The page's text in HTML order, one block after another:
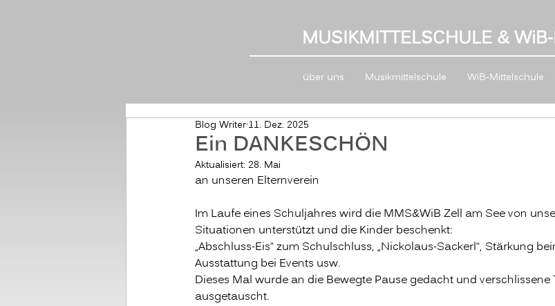
MUSIKMITTELSCHULE & Wi
über uns Musikmittelschule WiB-Mittelschule
Ein DANKESCHÖN
Blog Writer 11. Dez. 2025
Aktualisiert: 28. Mai
an unseren Elternverein
Im Laufe eines Schuljahres wird die MMS&WiB Zell am See von
Situationen unterstützt und die Kinder beschenkt:
„Abschluss-Eis“ zum Schulschluss, „Nickolaus-Sackerl“, Stärkung
Ausstattung bei Events usw.
Dieses Mal wurde an die Bewegte Pause gedacht und
ausgetauscht.